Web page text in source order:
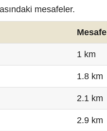
mesafeler.
Mesafe
1 km
1.8 km
2.1 km
2.9 km